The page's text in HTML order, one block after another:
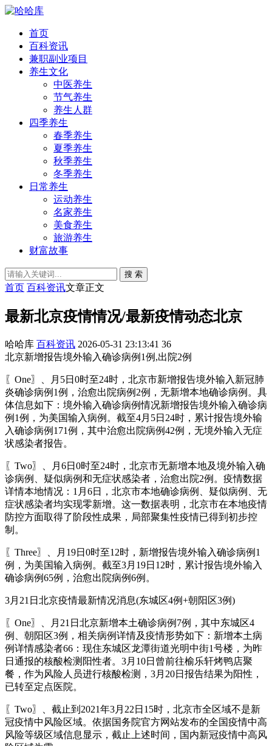
首页
百科资讯
兼职副业项目
养生文化
中医养生
节气养生
养生人群
四季养生
春季养生
夏季养生
秋季养生
冬季养生
日常养生
运动养生
名家养生
美食养生
旅游养生
财富故事
搜 索
首页 百科资讯文章正文
最新北京疫情情况/最新疫情动态北京
哈哈库 百科资讯 2026-05-31 23:13:41 36
北京新增报告境外输入确诊病例1例,出院2例
〖One〗、月5日0时至24时，北京市新增报告境外输入新冠肺
炎确诊病例1例，治愈出院病例2例，无新增本地确诊病例。具
体信息如下：境外输入确诊病例情况新增报告境外输入确诊病
例1例，为美国输入病例。截至4月5日24时，累计报告境外输
入确诊病例171例，其中治愈出院病例42例，无境外输入无症
状感染者报告。
〖Two〗、月6日0时至24时，北京市无新增本地及境外输入确
诊病例、疑似病例和无症状感染者，治愈出院2例。疫情数据
详情本地情况：1月6日，北京市本地确诊病例、疑似病例、无
症状感染者均实现零新增。这一数据表明，北京市在本地疫情
防控方面取得了阶段性成果，局部聚集性疫情已得到初步控
制。
〖Three〗、月19日0时至12时，新增报告境外输入确诊病例1
例，为美国输入病例。截至3月19日12时，累计报告境外输入
确诊病例65例，治愈出院病例6例。
3月21日北京疫情最新情况消息(东城区4例+朝阳区3例)
〖One〗、月21日北京新增本土确诊病例7例，其中东城区4
例、朝阳区3例，相关病例详情及疫情形势如下：新增本土病
例详情感染者66：现住东城区龙潭街道光明中街1号楼，为昨
日通报的核酸检测阳性者。3月10日曾前往榆乐轩烤鸭店聚
餐，作为风险人员进行核酸检测，3月20日报告结果为阳性，
已转至定点医院。
〖Two〗、截止到2021年3月22日15时，北京市全区域不是新
冠疫情中风险区域。依据国务院官方网站发布的全国疫情中高
风险等级区域信息显示，截止上述时间，国内新冠疫情中高风